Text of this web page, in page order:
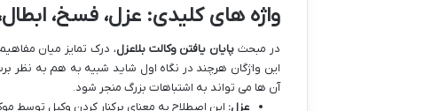
واژه های کلیدی: عزل، فسخ،
در مبحث پایان یافتن وکالت بلاعزل، درک تمایز میان
این واژگان هرچند در نگاه اول شاید شبیه به هم به نظر
آن ها می تواند به اشتباهات بزرگ منجر شود.
عزل: این اصطلاح به معنای برکنار کردن وکیل توسط